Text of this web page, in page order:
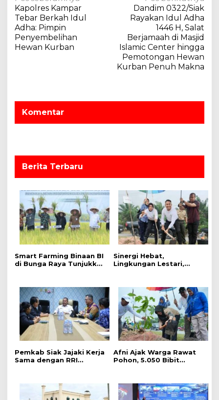
a
v
i
g
p
o
Kapolres Kampar
Tebar Berkah Idul
Adha: Pimpin
Penyembelihan
Hewan Kurban
Dandim 0322/Siak
Rayakan Idul Adha
1446 H, Salat
Berjamaah di Masjid
Islamic Center hingga
Pemotongan Hewan
Kurban Penuh Makna
Komentar
Berita Terbaru
Smart Farming Binaan BI
di Bunga Raya Tunjukkan
Sinergi Hebat,
Lingkungan Lestari,
Serentak ,Kapolres : Kita
Menanam Masa Depan
dan Harapan
Pemkab Siak Jajaki Kerja
Sama dengan RRI
Nasional
Afni Ajak Warga Rawat
Pohon, 5.050 Bibit